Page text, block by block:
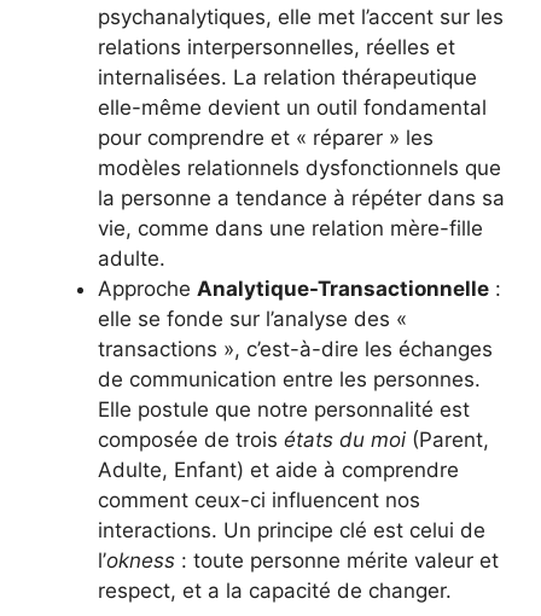
psychanalytiques, elle met l’accent sur les
relations interpersonnelles, réelles et
internalisées. La relation thérapeutique
elle-même devient un outil fondamental
pour comprendre et « réparer » les
modèles relationnels dysfonctionnels que
la personne a tendance à répéter dans sa
vie, comme dans une relation mère-fille
adulte.
Approche Analytique-Transactionnelle :
elle se fonde sur l’analyse des «
transactions », c’est-à-dire les échanges
de communication entre les personnes.
Elle postule que notre personnalité est
composée de trois états du moi (Parent,
Adulte, Enfant) et aide à comprendre
comment ceux-ci influencent nos
interactions. Un principe clé est celui de
l’okness : toute personne mérite valeur et
respect, et a la capacité de changer.